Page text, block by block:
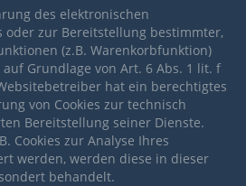
des elektronischen
oder zur Bereitstellung bestimmter,
(z.B. Warenkorbfunktion)
Grundlage von Art. 6 Abs. 1 lit. f
hat ein berechtigtes
von Cookies zur technisch
Bereitstellung seiner Dienste.
Cookies zur Analyse Ihres
werden, werden diese in dieser
behandelt.